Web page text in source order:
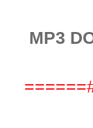
MP3